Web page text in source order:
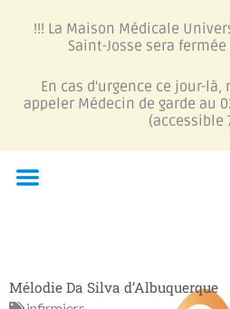
!!! La Maison Médicale
Saint-Josse sera
En cas d'urgence ce jour-
appeler Médecin de garde au
(accessible
Menu
Mélodie Da Silva d’Albuquerque